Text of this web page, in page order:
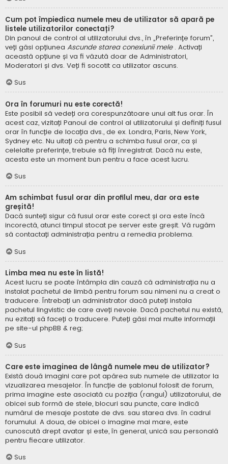
Cum pot împiedica numele meu de utilizator să apară pe
listele utilizatorilor conectați?
Din panoul de control al utilizatorului dvs., în „Preferințe forum”,
veți găsi opțiunea Ascunde starea conexiunii mele . Activați
această opțiune și va fi văzută doar de Administratori,
Moderatori și dvs. Veți fi socotit ca utilizator ascuns.
Sus
Ora în forumuri nu este corectă!
Este posibil să vedeți ora corespunzătoare unui alt fus orar. În
acest caz, vizitați Panoul de control al utilizatorului și definiți fusul
orar în funcție de locația dvs., de ex. Londra, Paris, New York,
Sydney etc. Nu uitați că pentru a schimba fusul orar, ca și
celelalte preferințe, trebuie să fiți înregistrat. Dacă nu este,
acesta este un moment bun pentru a face acest lucru.
Sus
Am schimbat fusul orar din profilul meu, dar ora este
greșită!
Dacă sunteți sigur că fusul orar este corect și ora este încă
incorectă, atunci timpul stocat pe server este greșit. Vă rugăm
să contactați administrația pentru a remedia problema.
Sus
Limba mea nu este în listă!
Acest lucru se poate întâmpla din cauză că administrația nu a
instalat pachetul de limbă pentru forum sau nimeni nu a creat o
traducere. Întrebați un administrator dacă puteți instala
pachetul lingvistic de care aveți nevoie. Dacă pachetul nu există,
nu ezitați să faceți o traducere. Puteți găsi mai multe informații
pe site-ul phpBB & reg;
Sus
Care este imaginea de lângă numele meu de utilizator?
Există două imagini care pot apărea sub numele de utilizator la
vizualizarea mesajelor. În funcție de șablonul folosit de forum,
prima imagine este asociată cu poziția (rangul) utilizatorului, de
obicei sub formă de stele, blocuri sau puncte, care indică
numărul de mesaje postate de dvs. sau starea dvs. în cadrul
forumului. A doua, de obicei o imagine mai mare, este
cunoscută drept avatar și este, în general, unică sau personală
pentru fiecare utilizator.
Sus